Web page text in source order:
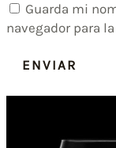
Guarda mi
navegador para